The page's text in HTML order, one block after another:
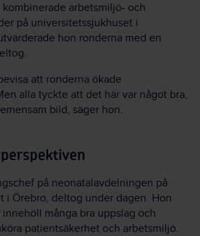
kombinerade arbetsmiljö- och
på universitetssjukhuset i
hon ronderna med en
att ronderna ökade
alla tyckte att det här var något bra,
bild, säger hon.
på neonatalavdelningen på
i Örebro, deltog under dagen. Hon
många bra uppslag och
patientsäkerhet och arbetsmiljö.